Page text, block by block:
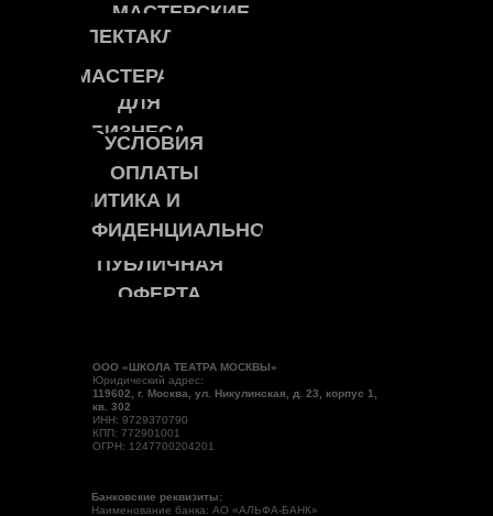
ООО «ШКОЛА ТЕАТРА МОСКВЫ»
Юридический адрес:
119602, г. Москва, ул. Никулинская, д. 23, корпус 1,
кв. 302
ИНН: 9729370790
КПП: 772901001
ОГРН: 1247700204201
МАСТЕРСКИЕ
Банковские реквизиты:
Наименование банка: АО «АЛЬФА-БАНК»
МАСТЕРА
ДЛЯ
БИЗНЕСА
УСЛОВИЯ
ОПЛАТЫ
ПОЛИТИКА И
КОНФИДЕНЦИАЛЬНОСТЬ
ПУБЛИЧНАЯ
ОФЕРТА
СПЕКТАКЛИ